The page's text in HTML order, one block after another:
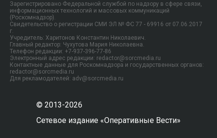
Зарегистрировано Федеральной службой по надзору в сфере связи,
информационных технологий и массовых коммуникаций
(Роскомнадзор).
Свидетельство о регистрации СМИ ЭЛ № ФС 77 - 69916 от 07.06.2017
г.
Учредитель: Харитонов Константин Николаевич.
Главный редактор: Чухутова Мария Николаевна.
Телефон редакции: +7-937-396-77-86
Электронный адрес редакции: redactor@sorcmedia.ru
Контактные данные для Роскомнадзора и государственных органов:
redactor@sorcmedia.ru
Для рекламодателей: adv@sorcmedia.ru
© 2013-2026
Сетевое издание «Оперативные Вести»